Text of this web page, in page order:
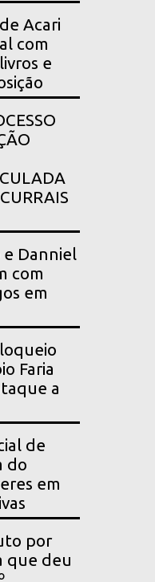
Acari
com
e
e Danniel
com
em
Faria
a
de
do
em
por
que deu